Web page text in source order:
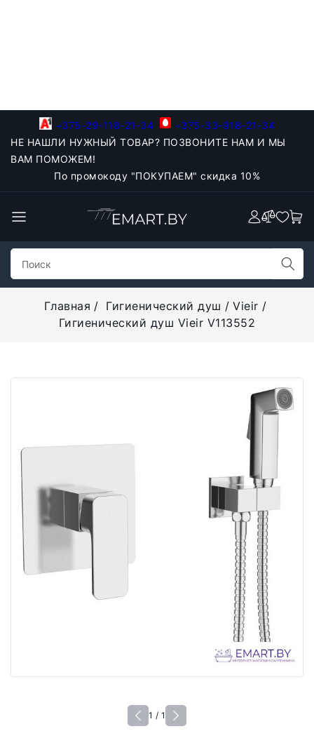
+375-29-118-21-34
+375-33-918-21-34
НЕ НАШЛИ НУЖНЫЙ ТОВАР? ПОЗВОНИТЕ НАМ И МЫ
ВАМ ПОМОЖЕМ!
По промокоду "ПОКУПАЕМ" скидка 10%
Главная Гигиенический душ
Vieir
Гигиенический душ Vieir V113552
1 / 1